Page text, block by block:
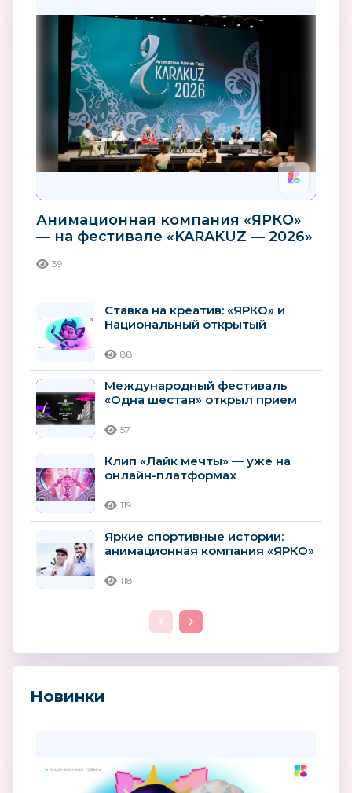
Анимационная компания «ЯРКО»
— на фестивале «KARAKUZ — 2026»
39
Ставка на креатив: «ЯРКО» и
Национальный открытый
компетенций...
88
Международный фестиваль
«Одна шестая» открыл прием
актерскую...
57
Клип «Лайк мечты» — уже на
онлайн-платформах
119
Яркие спортивные истории:
анимационная компания «ЯРКО»
118
Новинки